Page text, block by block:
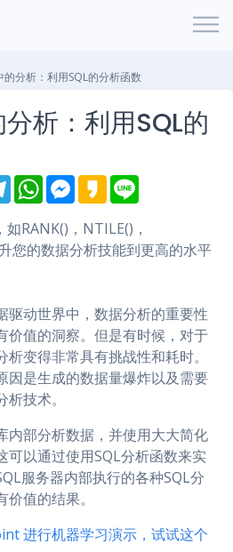
的分析：利用SQL的分析函数
析：利用SQL的
T
e
e
g
r
W
h
t
s
A
M
e
e
n
K
a
a
o
RANK()，NTILE()，
您的数据分析技能到更高的水平
驱动世界中，数据分析的重要性
价值的洞察。但是有时候，对于
变得非常具有挑战性和耗时。
因是生成的数据量爆炸以及需要
技术。
内部分析数据，并使用大大简化
可以通过使用SQL分析函数来实
服务器内部执行的各种SQL分
值的结果。
进行机器学习演示，试试这个